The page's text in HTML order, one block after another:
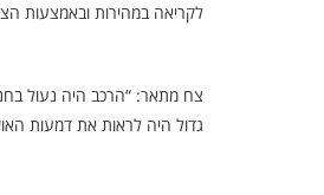
לקריאה במהירות ובאמצעות
צח מתאר: “הרכב היה נעול
גדול היה לראות את דמעות